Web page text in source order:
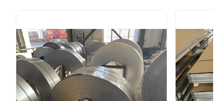
yang banyak digunakan dalam konstruksi, dekorasi,
manufaktur industri, dan aplikasi kelas makanan.
Tersedia ...